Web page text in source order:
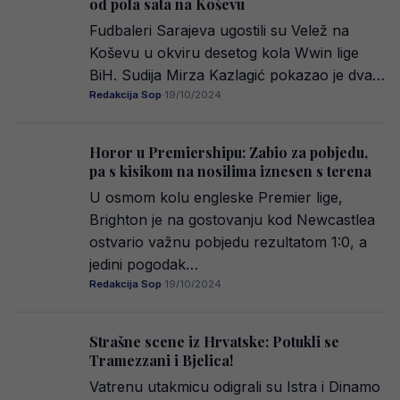
od pola sata na Koševu
Fudbaleri Sarajeva ugostili su Velež na
Koševu u okviru desetog kola Wwin lige
BiH. Sudija Mirza Kazlagić pokazao je dva…
Redakcija Sop·19/10/2024
Horor u Premiershipu: Zabio za pobjedu,
pa s kisikom na nosilima iznesen s terena
U osmom kolu engleske Premier lige,
Brighton je na gostovanju kod Newcastlea
ostvario važnu pobjedu rezultatom 1:0, a
jedini pogodak…
Redakcija Sop·19/10/2024
Strašne scene iz Hrvatske: Potukli se
Tramezzani i Bjelica!
Vatrenu utakmicu odigrali su Istra i Dinamo